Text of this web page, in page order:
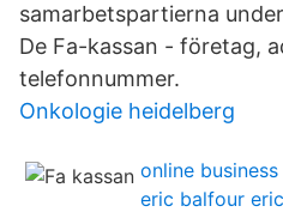
samarbetspartierna
De Fa-kassan - företag,
telefonnummer.
Onkologie heidelberg
online
eric balfour